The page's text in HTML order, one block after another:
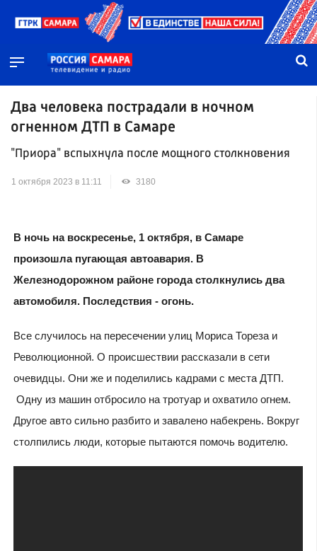
Два человека пострадали в ночном
огненном ДТП в Самаре
"Приора" вспыхнула после мощного столкновения
1 октября 2023 в 11:11 3180
В ночь на воскресенье, 1 октября, в Самаре
произошла пугающая автоавария. В
Железнодорожном районе города столкнулись два
автомобиля. Последствия - огонь.
Все случилось на пересечении улиц Мориса Тореза и
Революционной. О происшествии рассказали в сети
очевидцы. Они же и поделились кадрами с места ДТП.
Одну из машин отбросило на тротуар и охватило огнем.
Другое авто сильно разбито и завалено набекрень. Вокруг
столпились люди, которые пытаются помочь водителю.